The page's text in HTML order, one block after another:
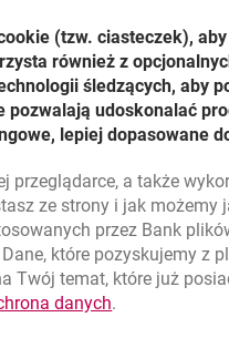
z surowcami rolnymi,
surowców:
(tzw. ciasteczek),
również z
śledzących, aby
udoskonalać
lepiej dopasowane
przeglądarce, a także
ze strony i jak możemy
przez Bank
otwiera się w nowym
Dane, które pozyskujemy z
Twój temat, które już
danychlink otwiera się
.